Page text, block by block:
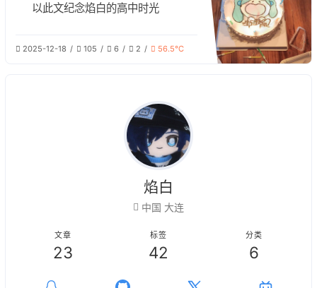
以此文纪念焰白的高中时光
2025-12-18 105 6 2 56.5℃
焰白
中国 大连
文章
23
标签
42
分类
6